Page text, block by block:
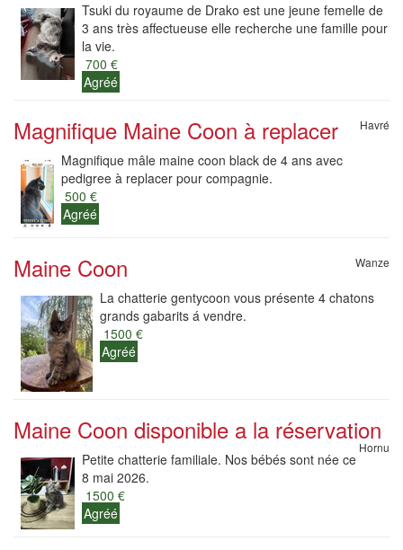
Tsuki du royaume de Drako est une jeune femelle de
3 ans très affectueuse elle recherche une famille pour
la vie.
700 €
Agréé
Magnifique Maine Coon à replacer Havré
Magnifique mâle maine coon black de 4 ans avec
pedigree à replacer pour compagnie.
500 €
Agréé
Maine Coon Wanze
La chatterie gentycoon vous présente 4 chatons
grands gabarits á vendre.
1500 €
Agréé
Maine Coon disponible a la réservation
Hornu
Petite chatterie familiale. Nos bébés sont née ce
8 mai 2026.
1500 €
Agréé